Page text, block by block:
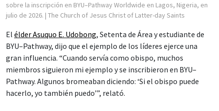
sobre la inscripción en BYU–Pathway Worldwide en Lagos, Nigeria, en
julio de 2026. | The Church of Jesus Christ of Latter-day Saints
El élder Asuquo E. Udobong, Setenta de Área y estudiante de
BYU–Pathway, dijo que el ejemplo de los líderes ejerce una
gran influencia. “Cuando servía como obispo, muchos
miembros siguieron mi ejemplo y se inscribieron en BYU–
Pathway. Algunos bromeaban diciendo: ‘Si el obispo puede
hacerlo, yo también puedo’”, relató.